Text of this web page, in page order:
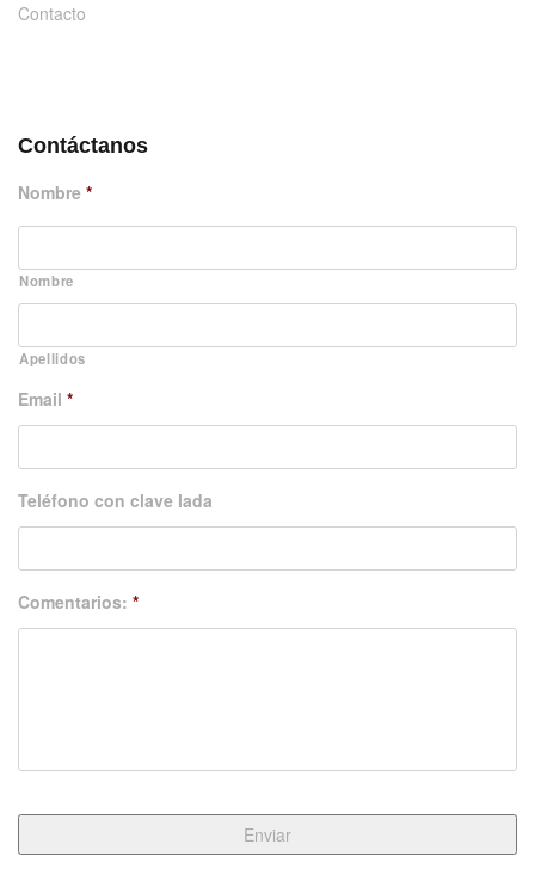
Contacto
Contáctanos
Nombre *
Nombre
Apellidos
Email *
Teléfono con clave lada
Comentarios: *